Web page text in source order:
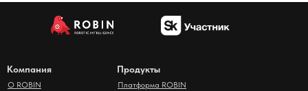
Компания
О ROBIN
Продукты
Платформа ROBIN